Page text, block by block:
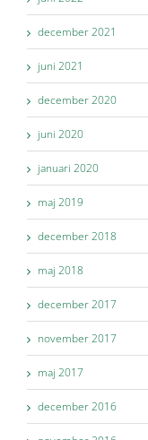
december 2021
juni 2021
december 2020
juni 2020
januari 2020
maj 2019
december 2018
maj 2018
december 2017
november 2017
maj 2017
december 2016